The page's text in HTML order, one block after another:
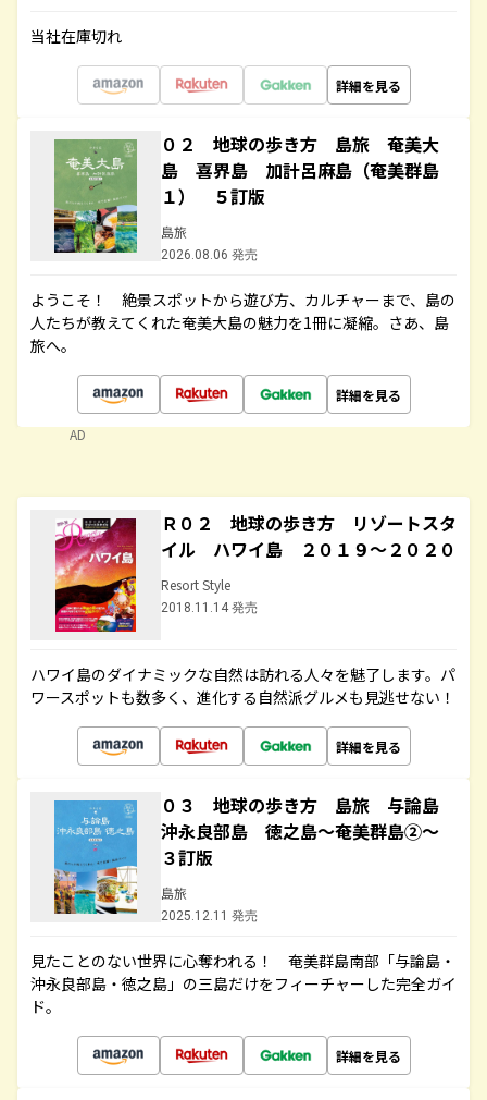
当社在庫切れ
詳細を見る
０２ 地球の歩き方 島旅 奄美大
島 喜界島 加計呂麻島（奄美群島
１） ５訂版
島旅
2026.08.06 発売
ようこそ！ 絶景スポットから遊び方、カルチャーまで、島の
人たちが教えてくれた奄美大島の魅力を1冊に凝縮。さあ、島
旅へ。
詳細を見る
AD
Ｒ０２ 地球の歩き方 リゾートスタ
イル ハワイ島 ２０１９～２０２０
Resort Style
2018.11.14 発売
ハワイ島のダイナミックな自然は訪れる人々を魅了します。パ
ワースポットも数多く、進化する自然派グルメも見逃せない！
詳細を見る
０３ 地球の歩き方 島旅 与論島
沖永良部島 徳之島～奄美群島②～
３訂版
島旅
2025.12.11 発売
見たことのない世界に心奪われる！ 奄美群島南部「与論島・
沖永良部島・徳之島」の三島だけをフィーチャーした完全ガイ
ド。
詳細を見る